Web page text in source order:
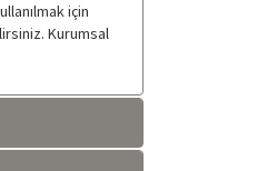
için
Kurumsal